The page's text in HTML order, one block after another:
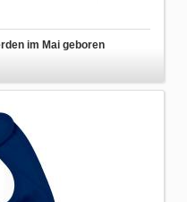
im Mai geboren